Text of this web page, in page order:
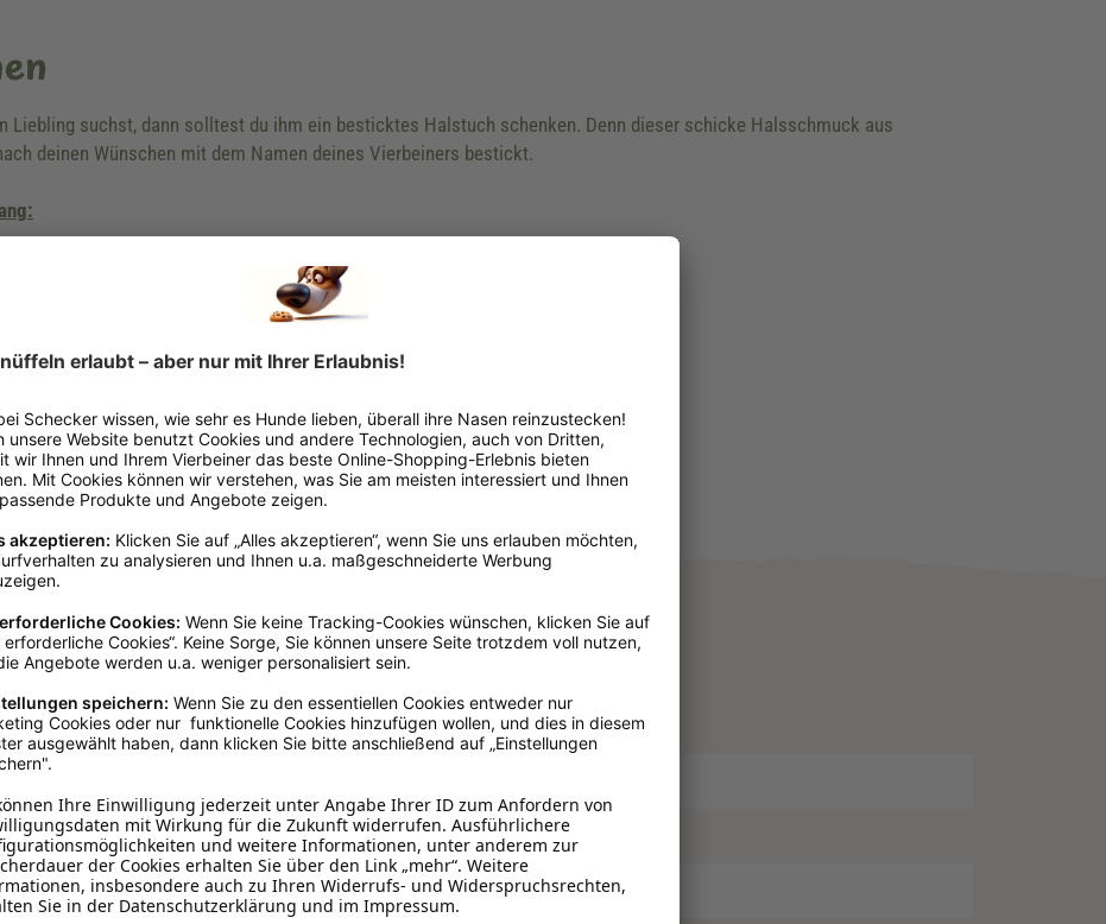
Liebling suchst, dann solltest du ihm ein besticktes Halstuch schenken. Denn dieser schicke Halsschmuck aus
deinen Wünschen mit dem Namen deines Vierbeiners bestickt.
des Halsbandes ist nicht gleich Halsumfang.
Südbrookmerland, info@schecker.de
Petrol
Baumwolle
Halstücher